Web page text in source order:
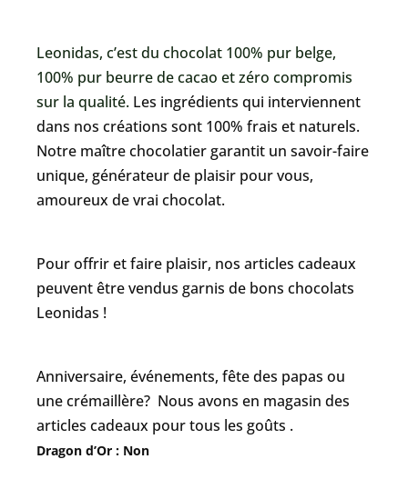
Leonidas, c’est du chocolat 100% pur belge,
100% pur beurre de cacao et zéro compromis
sur la qualité. Les ingrédients qui interviennent
dans nos créations sont 100% frais et naturels.
Notre maître chocolatier garantit un savoir-faire
unique, générateur de plaisir pour vous,
amoureux de vrai chocolat.
Pour offrir et faire plaisir, nos articles cadeaux
peuvent être vendus garnis de bons chocolats
Leonidas !
Anniversaire, événements, fête des papas ou
une crémaillère? Nous avons en magasin des
articles cadeaux pour tous les goûts .
Dragon d’Or : Non